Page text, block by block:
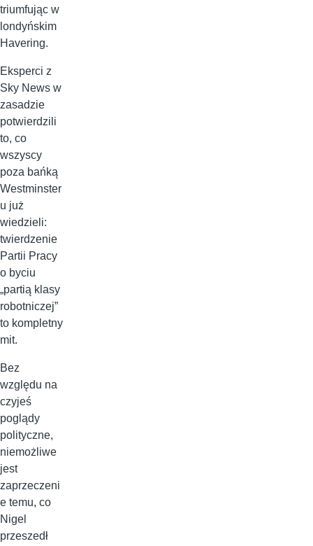
triumfując w
londyńskim
Havering.
Eksperci z
Sky News w
zasadzie
potwierdzili
to, co
wszyscy
poza bańką
Westminster
u już
wiedzieli:
twierdzenie
Partii Pracy
o byciu
„partią klasy
robotniczej”
to kompletny
mit.
Bez
względu na
czyjeś
poglądy
polityczne,
niemożliwe
jest
zaprzeczeni
e temu, co
Nigel
przeszedł